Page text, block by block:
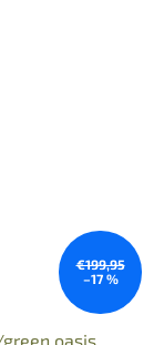
€199,95
–17 %
green oasis